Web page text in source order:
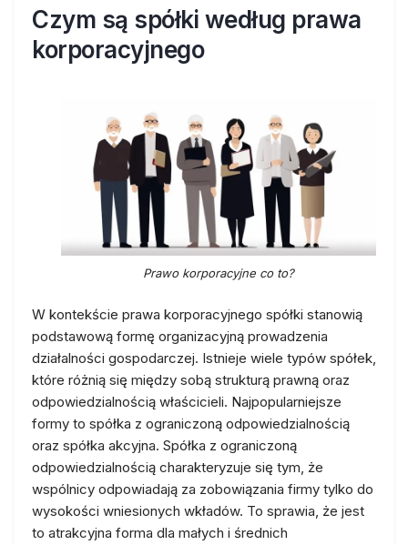
Czym są spółki według prawa
korporacyjnego
Prawo korporacyjne co to?
W kontekście prawa korporacyjnego spółki stanowią
podstawową formę organizacyjną prowadzenia
działalności gospodarczej. Istnieje wiele typów spółek,
które różnią się między sobą strukturą prawną oraz
odpowiedzialnością właścicieli. Najpopularniejsze
formy to spółka z ograniczoną odpowiedzialnością
oraz spółka akcyjna. Spółka z ograniczoną
odpowiedzialnością charakteryzuje się tym, że
wspólnicy odpowiadają za zobowiązania firmy tylko do
wysokości wniesionych wkładów. To sprawia, że jest
to atrakcyjna forma dla małych i średnich